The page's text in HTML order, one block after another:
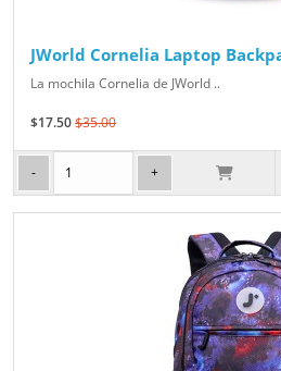
JWorld Cornelia Laptop
La mochila Cornelia de JWorld ..
$17.50$35.00